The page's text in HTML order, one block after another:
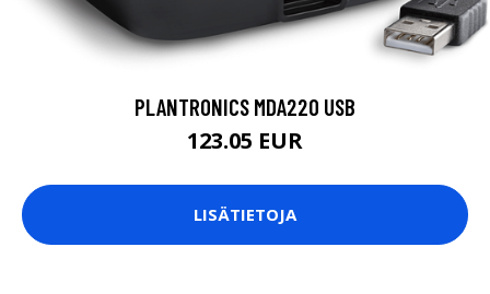
PLANTRONICS MDA220 USB
123.05 EUR
LISÄTIETOJA